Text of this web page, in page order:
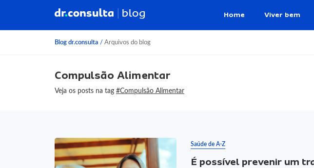
Home Viver bem
Blog dr.consulta / Arquivos do blog
Compulsão Alimentar
Veja os posts na tag #Compulsão Alimentar
Saúde de A-Z
É possível prevenir um